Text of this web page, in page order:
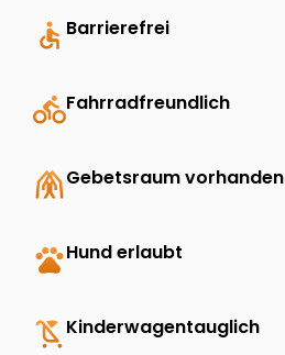
accessible Barrierefrei
directions_bikeFahrradfreundlich
folded_handsGebetsraum vorhanden
petsHund erlaubt
child_friendly Kinderwagentauglich